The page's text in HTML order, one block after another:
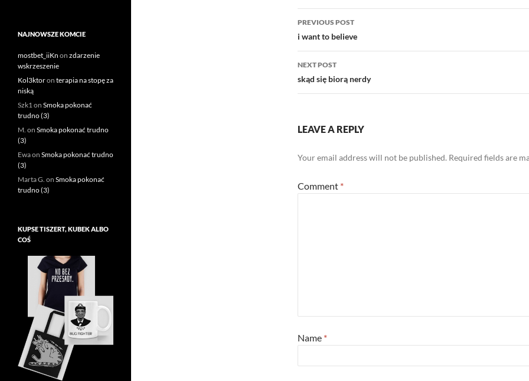
Post
navigation
PREVIOUS POST
i want to believe
NEXT POST
skąd się biorą nerdy
LEAVE A REPLY
Your email address will not be published. Required fields are
Comment *
Name *
NAJNOWSZE KOMCIE
mostbet_iiKn on zdarzenie
wskrzeszenie
Kol3ktoron terapia na stopę za
niską
Szk1on Smoka pokonać
trudno (3)
M. on Smoka pokonać trudno
(3)
Ewaon Smoka pokonać trudno
(3)
Marta G. on Smoka pokonać
trudno (3)
KUPSE TISZERT, KUBEK ALBO
COŚ